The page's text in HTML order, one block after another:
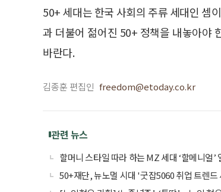
50+ 세대는 한국 사회의 주류 세대인 셈
과 더불어 젊어진 50+ 정책을 내놓아야
바란다.
김종훈 편집인 freedom@etoday.co.kr
관련 뉴스
할머니 스타일 따라 하는 MZ 세대 ‘할메니얼’
50+재단, 뉴노멀 시대 '굿잡5060 취업 트렌드